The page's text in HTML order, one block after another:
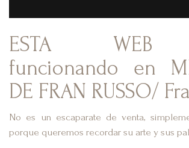
ESTA WEB
funcionando en
DE FRAN RUSSO/
No es un escaparate de venta,
porque queremos recordar su arte y sus